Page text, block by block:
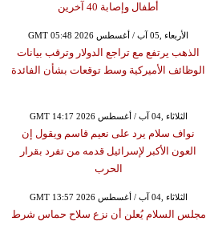
أطفال وإصابة 40 آخرين
GMT 05:48 2026 الأربعاء ,05 آب / أغسطس
الذهب يرتفع مع تراجع الدولار وترقب بيانات
الوظائف الأميركية وسط توقعات بشأن الفائدة
GMT 14:17 2026 الثلاثاء ,04 آب / أغسطس
نواف سلام يرد على نعيم قاسم ويقول إن
العون الأكبر لإسرائيل قدمه من تفرد بقرار
الحرب
GMT 13:57 2026 الثلاثاء ,04 آب / أغسطس
مجلس السلام يُعلن أن نزع سلاح حماس شرط